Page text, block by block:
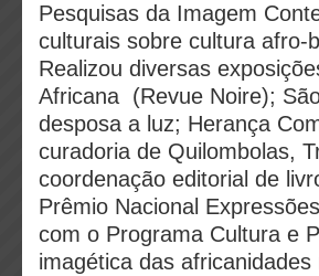
Pesquisas da Imagem
culturais sobre cultura afro-
Realizou diversas
Africana (Revue Noire);
desposa a luz; Herança
curadoria de Quilombolas,
coordenação editorial de
Prêmio Nacional
com o Programa Cultura e
imagética das